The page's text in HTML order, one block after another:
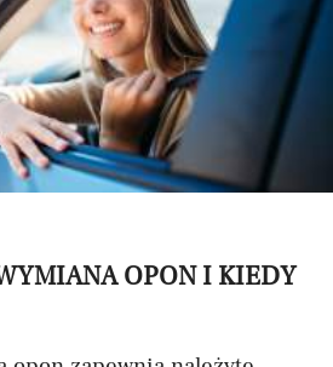
OPON I KIEDY